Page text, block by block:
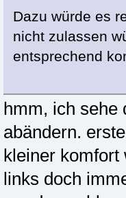
Dazu würde es
nicht zulassen
entsprechend
hmm, ich sehe
abändern.
kleiner komfort
links doch